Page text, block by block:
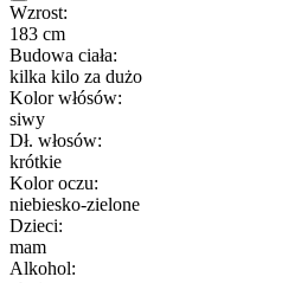
Wzrost:
183 cm
Budowa ciała:
kilka kilo za dużo
Kolor włósów:
siwy
Dł. włosów:
krótkie
Kolor oczu:
niebiesko-zielone
Dzieci:
mam
Alkohol: